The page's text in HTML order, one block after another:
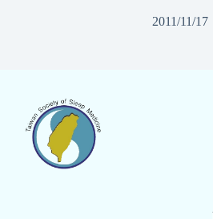
2011/11/17